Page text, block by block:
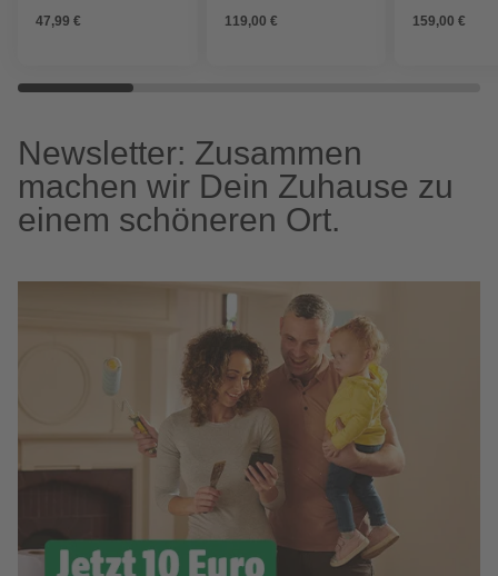
47,99 € 119,00 € 159,00 €
Newsletter: Zusammen
machen wir Dein Zuhause zu
einem schöneren Ort.